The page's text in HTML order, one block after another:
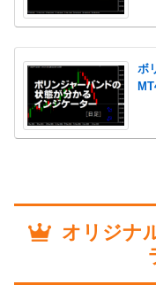
ボ
オリジナ